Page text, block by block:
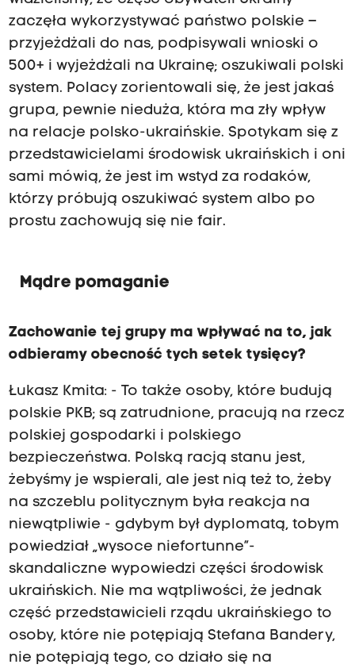
zaczęła wykorzystywać państwo polskie –
przyjeżdżali do nas, podpisywali wnioski o
500+ i wyjeżdżali na Ukrainę; oszukiwali polski
system. Polacy zorientowali się, że jest jakaś
grupa, pewnie nieduża, która ma zły wpływ
na relacje polsko-ukraińskie. Spotykam się z
przedstawicielami środowisk ukraińskich i oni
sami mówią, że jest im wstyd za rodaków,
którzy próbują oszukiwać system albo po
prostu zachowują się nie fair.
Mądre pomaganie
Zachowanie tej grupy ma wpływać na to, jak
odbieramy obecność tych setek tysięcy?
Łukasz Kmita: - To także osoby, które budują
polskie PKB; są zatrudnione, pracują na rzecz
polskiej gospodarki i polskiego
bezpieczeństwa. Polską racją stanu jest,
żebyśmy je wspierali, ale jest nią też to, żeby
na szczeblu politycznym była reakcja na
niewątpliwie - gdybym był dyplomatą, tobym
powiedział „wysoce niefortunne”-
skandaliczne wypowiedzi części środowisk
ukraińskich. Nie ma wątpliwości, że jednak
część przedstawicieli rządu ukraińskiego to
osoby, które nie potępiają Stefana Bandery,
nie potępiają tego, co działo się na